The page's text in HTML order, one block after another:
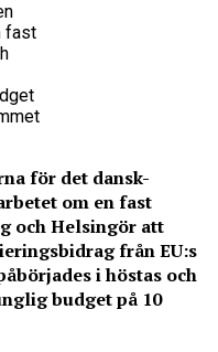
fast
för det dansk-
om en fast
och Helsingör att
från EU:s
i höstas och
budget på 10